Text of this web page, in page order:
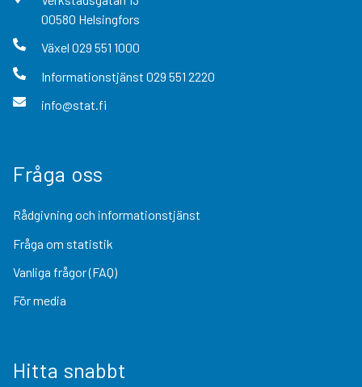
00580 Helsingfors
Växel 029 551 1000
Informationstjänst 029 551 2220
info@stat.fi
Fråga oss
Rådgivning och informationstjänst
Fråga om statistik
Vanliga frågor (FAQ)
För media
Hitta snabbt